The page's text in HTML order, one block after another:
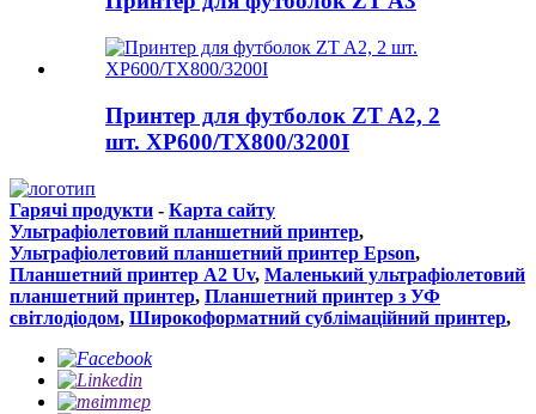
Принтер для футболок ZT A2, 2
шт. XP600/TX800/3200I
Гарячі продукти - Карта сайту
Ультрафіолетовий планшетний принтер,
Ультрафіолетовий планшетний принтер Epson,
Планшетний принтер A2 Uv, Маленький ультрафіолетовий
планшетний принтер, Планшетний принтер з УФ
світлодіодом, Широкоформатний сублімаційний принтер,